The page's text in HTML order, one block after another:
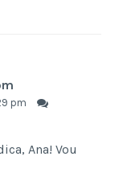
pm
Ana! Vou